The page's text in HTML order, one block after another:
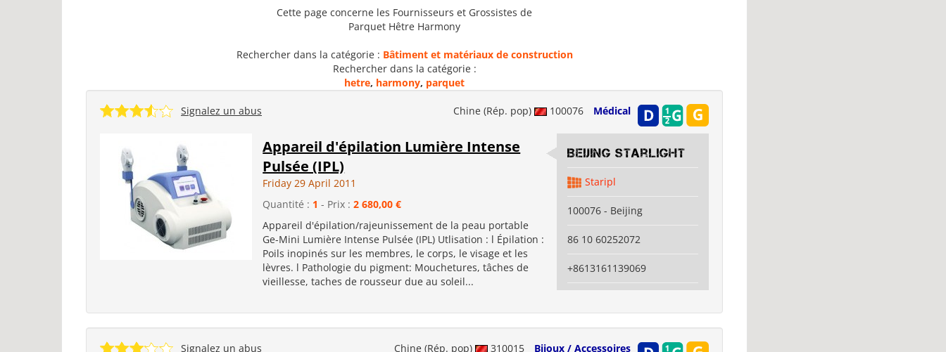
Cette page concerne les Fournisseurs et Grossistes de
Parquet Hêtre Harmony
Rechercher dans la catégorie : Bâtiment et matériaux de construction
Rechercher dans la catégorie :
hetre, harmony, parquet
Chine (Rép. pop) 100076 Médical
Signalez un abus
Appareil d'épilation Lumière Intense
Pulsée (IPL)
Friday 29 April 2011
Quantité : 1 - Prix :2 680,00 €
Appareil d'épilation/rajeunissement de la peau portable
Ge-Mini Lumière Intense Pulsée (IPL) Utlisation : l Épilation :
Poils inopinés sur les membres, le corps, le visage et les
lèvres. l Pathologie du pigment: Mouchetures, tâches de
vieillesse, taches de rousseur due au soleil...
Beijing Starlight
Staripl
100076 - Beijing
86 10 60252072
+8613161139069
Chine (Rép. pop) 310015 Bijoux / Accessoires
Signalez un abus